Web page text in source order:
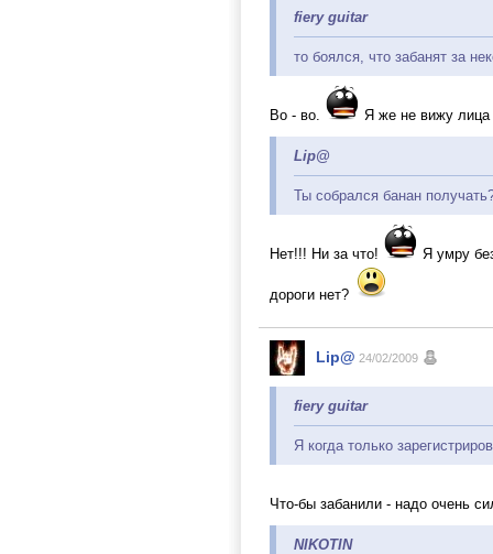
fiery guitar
то боялся, что забанят за
Во - во. Я же не вижу лица
Lip@
Ты собрался банан
Нет!!! Ни за что! Я умру
дороги нет?
Lip@ 24/02/2009
fiery guitar
Я когда только
Что-бы забанили - надо очень
NIKOTIN